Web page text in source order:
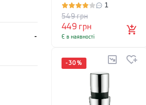
сріблястий
1
449грн
549грн
Є в наявності
-30 %